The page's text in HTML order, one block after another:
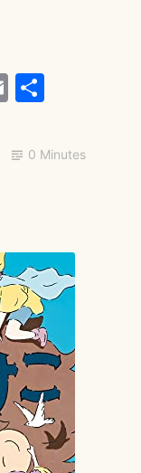
E
ail
共
0 Minutes